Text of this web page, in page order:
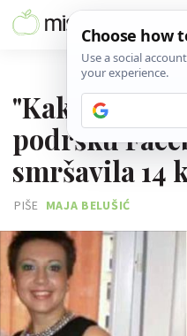
"Kako sam uz
podršku
smršavila 14
PIŠE MAJA BELUŠIĆ